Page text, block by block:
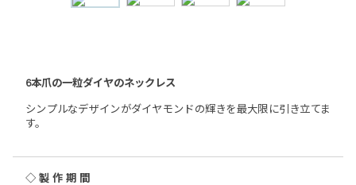
6本爪の一粒ダイヤのネックレス
シンプルなデザインがダイヤモンドの輝きを最大限に引き立てま
す。
◇製作期間